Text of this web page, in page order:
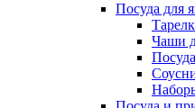
Посуда для
Чаши